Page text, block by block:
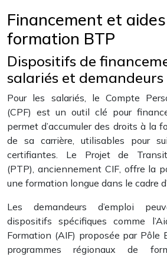
Financement et
formation BTP
Dispositifs de
salariés et demandeurs
Pour les salariés, le Compte
(CPF) est un outil clé pour
permet d’accumuler des droits à la
de sa carrière, utilisables pour
certifiantes. Le Projet de
(PTP), anciennement CIF, offre la
une formation longue dans le cadre
Les demandeurs d’emploi
dispositifs spécifiques comme
Formation (AIF) proposée par Pôle
programmes régionaux de